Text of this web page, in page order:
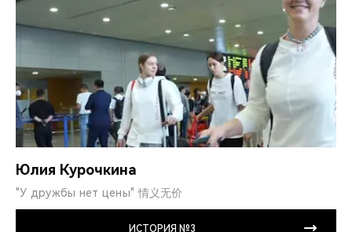
Юлия Курочкина
"У дружбы нет цены" 情义无价
ИСТОРИЯ №3